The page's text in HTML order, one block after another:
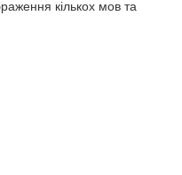
кількох мов та